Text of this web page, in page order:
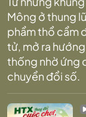
Mông ở thung
phẩm thổ cẩm
tử, mở ra
thống nhờ ứng
chuyển đổi số.